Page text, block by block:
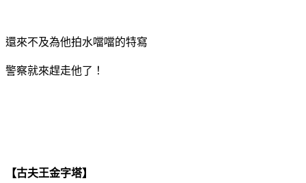
還來不及為他拍水噹噹的特寫
警察就來趕走他了！
【古夫王金字塔】